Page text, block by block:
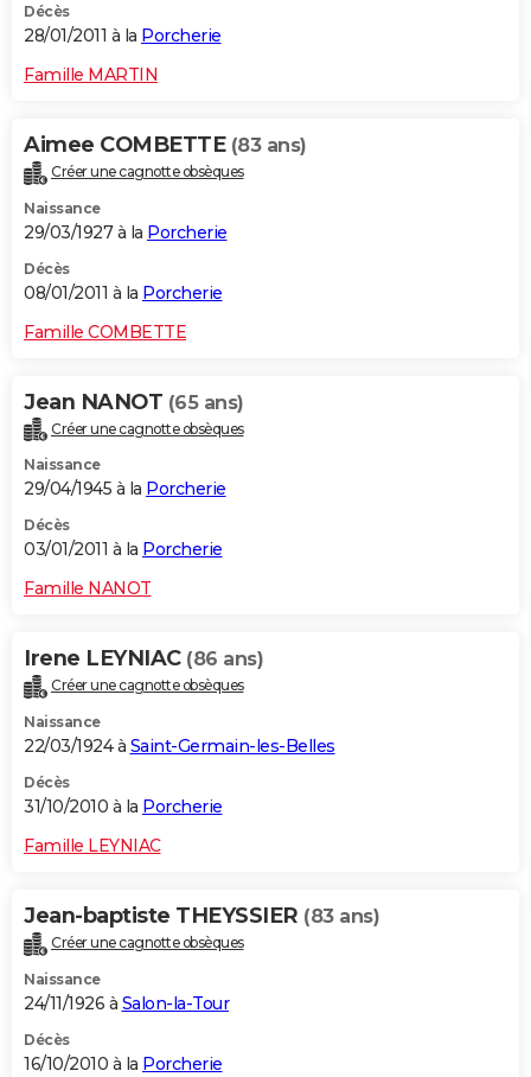
Décès
28/01/2011 à la Porcherie
Famille MARTIN
Aimee COMBETTE (83 ans)
Créer une cagnotte obsèques
Naissance
29/03/1927 à la Porcherie
Décès
08/01/2011 à la Porcherie
Famille COMBETTE
Jean NANOT (65 ans)
Créer une cagnotte obsèques
Naissance
29/04/1945 à la Porcherie
Décès
03/01/2011 à la Porcherie
Famille NANOT
Irene LEYNIAC (86 ans)
Créer une cagnotte obsèques
Naissance
22/03/1924 à Saint-Germain-les-Belles
Décès
31/10/2010 à la Porcherie
Famille LEYNIAC
Jean-baptiste THEYSSIER (83 ans)
Créer une cagnotte obsèques
Naissance
24/11/1926 à Salon-la-Tour
Décès
16/10/2010 à la Porcherie